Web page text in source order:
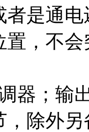
者是通
置，不
器；
，除外